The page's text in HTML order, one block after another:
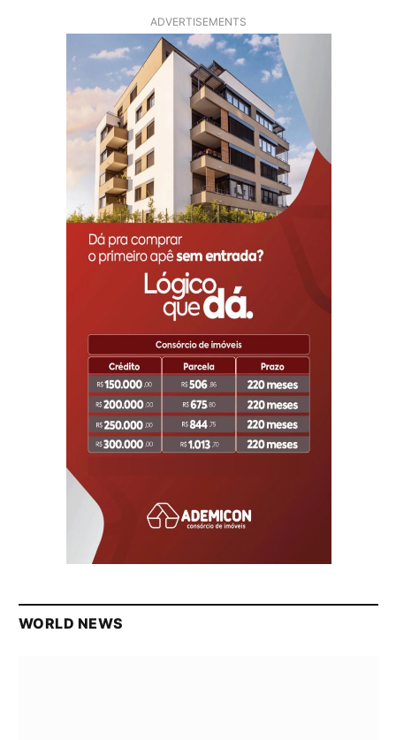
ADVERTISEMENTS
WORLD NEWS